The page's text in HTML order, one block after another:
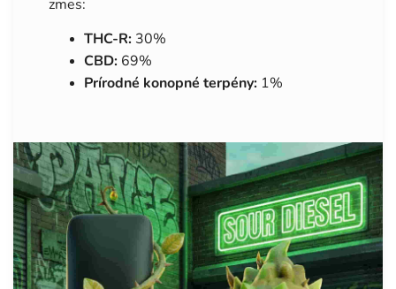
zmes:
THC-R: 30%
CBD: 69%
Prírodné konopné terpény: 1%